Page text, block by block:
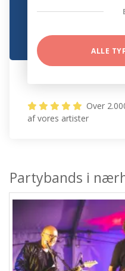
ALLE
Over
af vores artister
Partybands i